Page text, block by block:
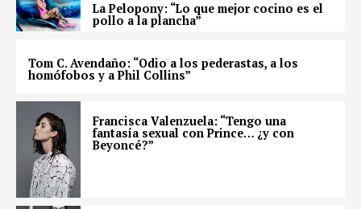
La Pelopony: “Lo que mejor cocino es el
pollo a la plancha”
Tom C. Avendaño: “Odio a los pederastas, a los
homófobos y a Phil Collins”
Francisca Valenzuela: “Tengo una
fantasía sexual con Prince… ¿y con
Beyoncé?”